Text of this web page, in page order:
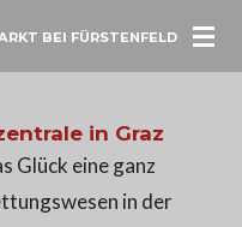
BEI FÜRSTENFELD
in Graz
Glück eine ganz
in der